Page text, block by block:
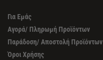
Για Εμάς
Αγορά/ Πληρωμή Προϊόντων
Παράδοση/ Αποστολή Προϊόντων
Όροι Χρήσης